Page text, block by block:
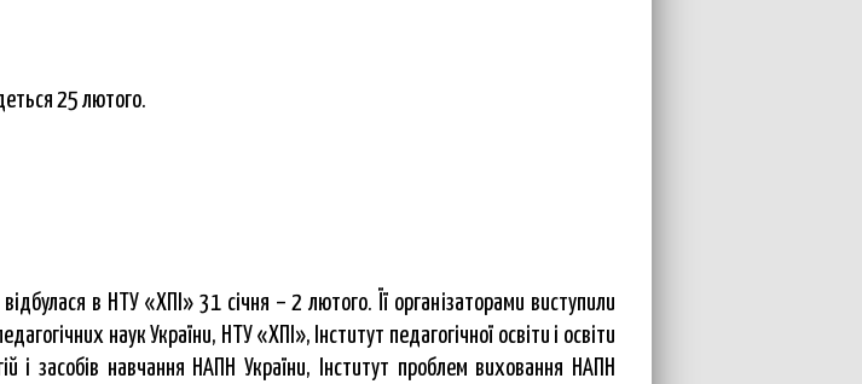
25 лютого.
в НТУ «ХПІ» 31 січня – 2 лютого. Її організаторами виступили
наук України, НТУ «ХПІ», Інститут педагогічної освіти і освіти
і засобів навчання НАПН України, Інститут проблем виховання НАПН